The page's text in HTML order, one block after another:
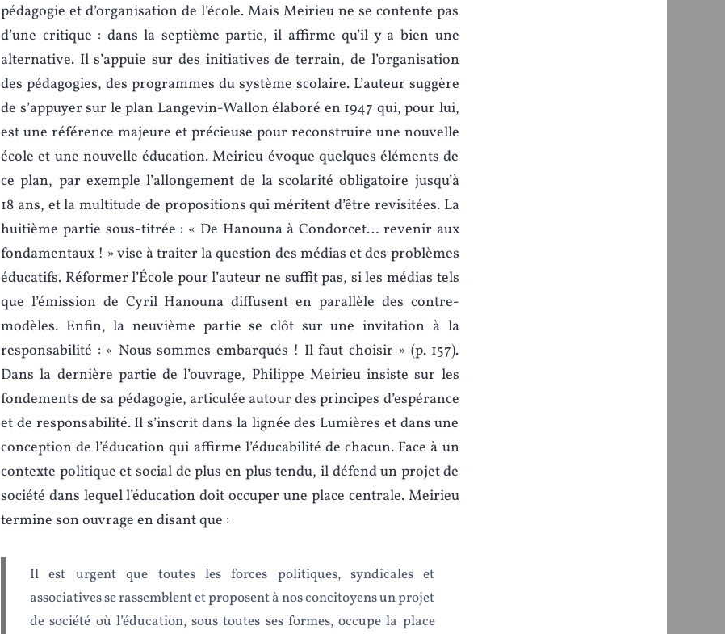
pédagogie et d’organisation de l’école. Mais Meirieu ne se contente pas
d’une critique : dans la septième partie, il affirme qu’il y a bien une
alternative. Il s’appuie sur des initiatives de terrain, de l’organisation
des pédagogies, des programmes du système scolaire. L’auteur suggère
de s’appuyer sur le plan Langevin-Wallon élaboré en 1947 qui, pour lui,
est une référence majeure et précieuse pour reconstruire une nouvelle
école et une nouvelle éducation. Meirieu évoque quelques éléments de
ce plan, par exemple l’allongement de la scolarité obligatoire jusqu’à
18 ans, et la multitude de propositions qui méritent d’être revisitées. La
huitième partie sous-titrée : « De Hanouna à Condorcet… revenir aux
fondamentaux ! » vise à traiter la question des médias et des problèmes
éducatifs. Réformer l’École pour l’auteur ne suffit pas, si les médias tels
que l’émission de Cyril Hanouna diffusent en parallèle des contre-
modèles. Enfin, la neuvième partie se clôt sur une invitation à la
responsabilité : « Nous sommes embarqués ! Il faut choisir » (p. 157).
Dans la dernière partie de l’ouvrage, Philippe Meirieu insiste sur les
fondements de sa pédagogie, articulée autour des principes d’espérance
et de responsabilité. Il s’inscrit dans la lignée des Lumières et dans une
conception de l’éducation qui affirme l’éducabilité de chacun. Face à un
contexte politique et social de plus en plus tendu, il défend un projet de
société dans lequel l’éducation doit occuper une place centrale. Meirieu
termine son ouvrage en disant que :
Il est urgent que toutes les forces politiques, syndicales et
associatives se rassemblent et proposent à nos concitoyens un projet
de société où l’éducation, sous toutes ses formes, occupe la place